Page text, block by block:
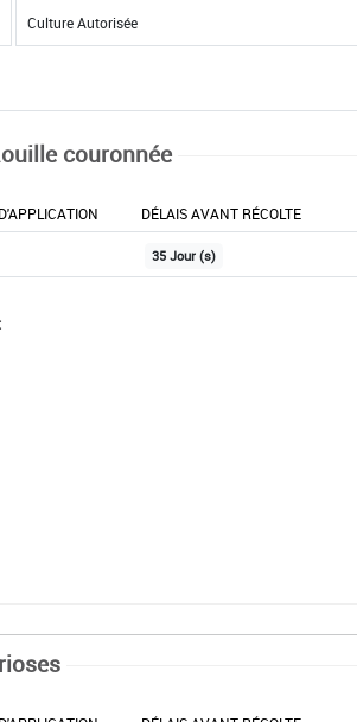
couronnée
DÉLAIS AVANT RÉCOLTE
35 Jour (s)